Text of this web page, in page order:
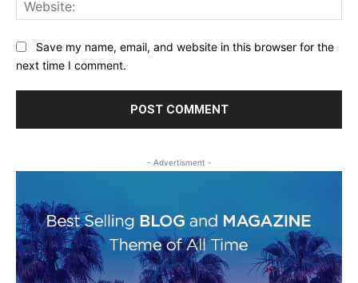
Save my name, email, and website in this browser for the
next time I comment.
- Advertisment -